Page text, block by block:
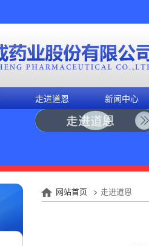
走进道恩 新闻中心
网站首页 > 走进道恩